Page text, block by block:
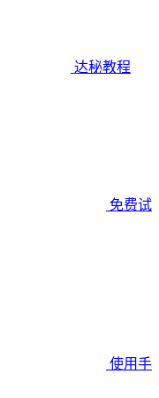
达秘教程
免费试
使用手